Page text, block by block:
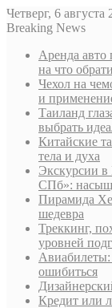
Четверг, 6 августа
Breaking News
Аренда авто
на что
Чехол на
и
Таиланд
выбрать
Китайские
тела и духа
Экскурсии
СПб»:
Пирамида
шедевра
Треккинг,
уровней
ошибиться
Кредит или